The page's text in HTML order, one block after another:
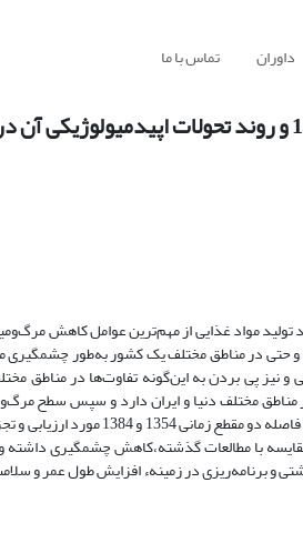
داوران تماس با ما
مواد غذایی از مهم‌ترین عوامل کاهش
و حتی در مناطق مختلف یک کشور به‌طور
و نیز پی بردن به این‌گونه تفاوت‌ها در
مناطق مختلف دنیا و ایران دارد و سپس سطح
مختلف شهر تهران را در سال 1384 برآورد می‌کند.در انتها
نشان می‌دهد که سطح مرگ‌ومیر در همهء گروه‌های سنی و جنسی در سال‌ 1384،در مقایسه با مطالعات
و برنامه‌ریزی در زمینهء افزایش طول عمر و